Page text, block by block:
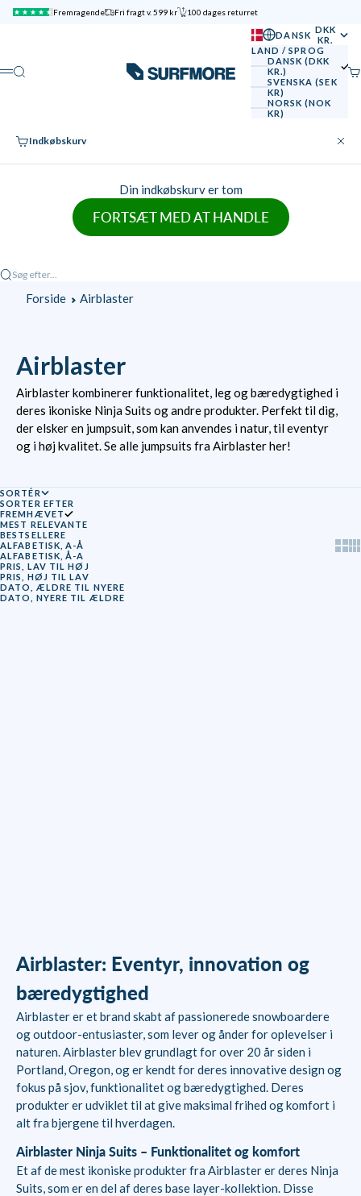
Spring til indhold
Fremragende Fri fragt v. 599 kr 100 dages returret
SURFMORE
Menu
Søg
DANSK DKK
KR.
LAND / SPROG
DANSK (DKK
KR.)
SVENSKA (SEK
KR)
NORSK (NOK
KR)
Indkøbskurv Luk
Din indkøbskurv er tom
FORTSÆT MED AT HANDLE
Søg efter...
Forside
Airblaster
Airblaster
Airblaster kombinerer funktionalitet, leg og bæredygtighed i
deres ikoniske Ninja Suits og andre produkter. Perfekt til dig,
der elsker en jumpsuit, som kan anvendes i natur, til eventyr
og i høj kvalitet. Se alle jumpsuits fra Airblaster her!
SORTÉR
SORTER EFTER
FREMHÆVET
MEST RELEVANTE
BESTSELLERE
ALFABETISK, A-Å
ALFABETISK, Å-A
PRIS, LAV TIL HØJ
PRIS, HØJ TIL LAV
DATO, ÆLDRE TIL NYERE
DATO, NYERE TIL ÆLDRE
Airblaster: Eventyr, innovation og
bæredygtighed
Airblaster er et brand skabt af passionerede snowboardere
og outdoor-entusiaster, som lever og ånder for oplevelser i
naturen. Airblaster blev grundlagt for over 20 år siden i
Portland, Oregon, og er kendt for deres innovative design og
fokus på sjov, funktionalitet og bæredygtighed. Deres
produkter er udviklet til at give maksimal frihed og komfort i
alt fra bjergene til hverdagen.
Airblaster Ninja Suits – Funktionalitet og komfort
Et af de mest ikoniske produkter fra Airblaster er deres Ninja
Suits, som er en del af deres base layer-kollektion. Disse